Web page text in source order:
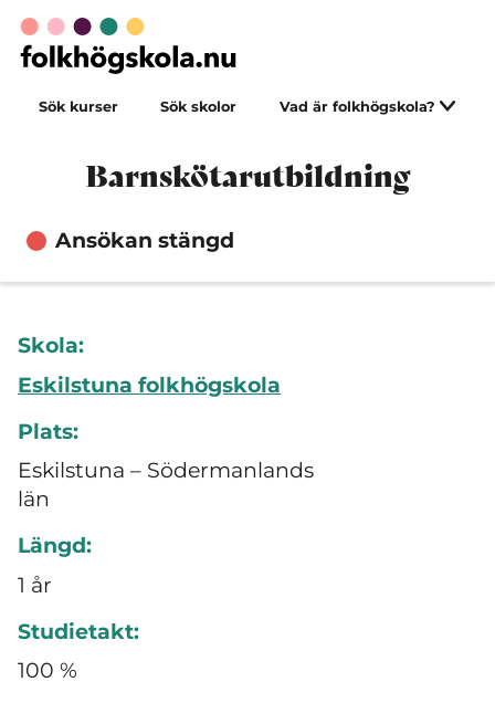
Sök kurser Sök skolor Vad är folkhögskola?
Barnskötarutbildning
Ansökan stängd
Skola:
Eskilstuna folkhögskola
Plats:
Eskilstuna – Södermanlands
län
Längd:
1 år
Studietakt:
100 %